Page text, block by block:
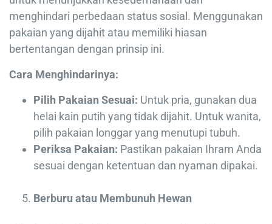
menghindari perbedaan status sosial. Menggunakan
pakaian yang dijahit atau memiliki hiasan
bertentangan dengan prinsip ini.
Cara Menghindarinya:
Pilih Pakaian Sesuai: Untuk pria, gunakan dua
helai kain putih yang tidak dijahit. Untuk wanita,
pilih pakaian longgar yang menutupi tubuh.
Periksa Pakaian: Pastikan pakaian Ihram Anda
sesuai dengan ketentuan dan nyaman dipakai.
Berburu atau Membunuh Hewan